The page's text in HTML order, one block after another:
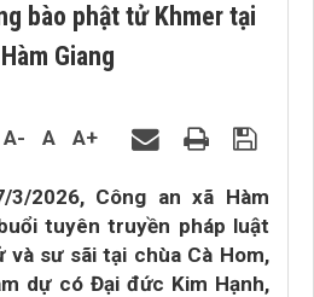
bào phật tử Khmer tại
Giang
A- A A+
3/2026, Công an xã Hàm
tuyên truyền pháp luật
sư sãi tại chùa Cà Hom,
dự có Đại đức Kim Hạnh,